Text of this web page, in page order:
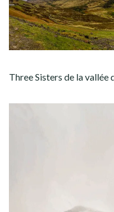
Three Sisters de la vallée